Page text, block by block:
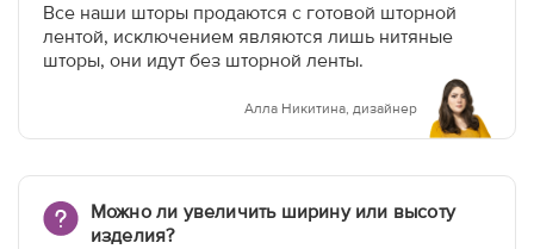
Все наши шторы продаются с готовой шторной
лентой, исключением являются лишь нитяные
шторы, они идут без шторной ленты.
Алла Никитина, дизайнер
Можно ли увеличить ширину или высоту
изделия?